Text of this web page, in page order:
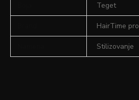
Teget
HairTime pro
Stilizovanje